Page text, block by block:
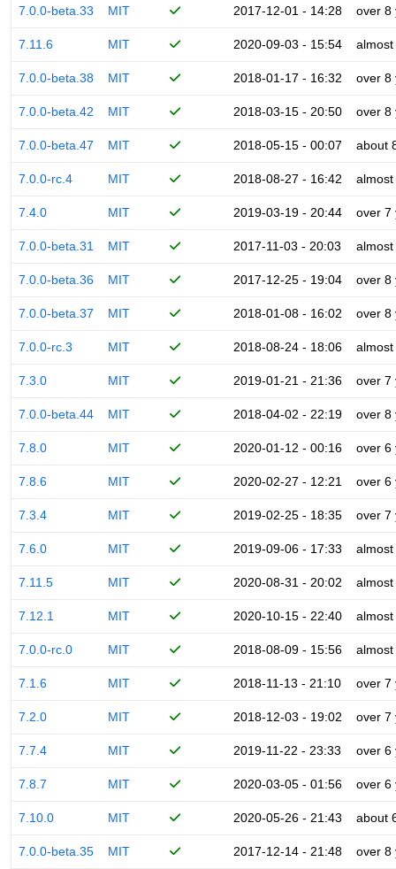
7.0.0-beta.33 MIT 2017-12-01 - 14:28 over 8
7.11.6 MIT 2020-09-03 - 15:54
7.0.0-beta.38 MIT 2018-01-17 - 16:32 over 8
7.0.0-beta.42 MIT 2018-03-15 - 20:50 over 8
7.0.0-beta.47 MIT 2018-05-15 - 00:07 about
7.0.0-rc.4 MIT 2018-08-27 - 16:42
7.4.0 MIT 2019-03-19 - 20:44 over 7
7.0.0-beta.31 MIT 2017-11-03 - 20:03
7.0.0-beta.36 MIT 2017-12-25 - 19:04 over 8
7.0.0-beta.37 MIT 2018-01-08 - 16:02 over 8
7.0.0-rc.3 MIT 2018-08-24 - 18:06
7.3.0 MIT 2019-01-21 - 21:36 over 7
7.0.0-beta.44 MIT 2018-04-02 - 22:19 over 8
7.8.0 MIT 2020-01-12 - 00:16 over 6
7.8.6 MIT 2020-02-27 - 12:21 over 6
7.3.4 MIT 2019-02-25 - 18:35 over 7
7.6.0 MIT 2019-09-06 - 17:33
7.11.5 MIT 2020-08-31 - 20:02
7.12.1 MIT 2020-10-15 - 22:40
7.0.0-rc.0 MIT 2018-08-09 - 15:56
7.1.6 MIT 2018-11-13 - 21:10 over 7
7.2.0 MIT 2018-12-03 - 19:02 over 7
7.7.4 MIT 2019-11-22 - 23:33 over 6
7.8.7 MIT 2020-03-05 - 01:56 over 6
7.10.0 MIT 2020-05-26 - 21:43 about
7.0.0-beta.35 MIT 2017-12-14 - 21:48 over 8